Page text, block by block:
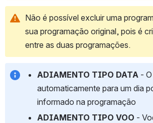
Não é possível excluir uma
sua programação original, pois é
entre as duas programações.
ADIAMENTO TIPO DATA -
automaticamente para um dia
informado na programação
ADIAMENTO TIPO VOO -